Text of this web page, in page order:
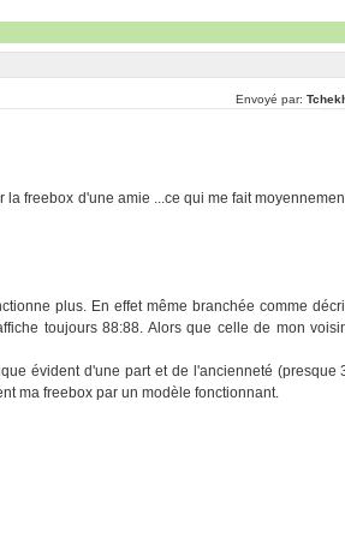
Envoyé par:
freebox d'une amie ...ce qui me fait
plus. En effet même branchée comme
toujours 88:88. Alors que celle de mon
évident d'une part et de l'ancienneté (presque
ma freebox par un modèle fonctionnant.